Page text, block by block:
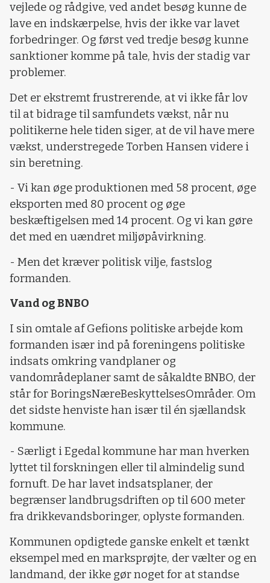
vejlede og rådgive, ved andet besøg kunne de
lave en indskærpelse, hvis der ikke var lavet
forbedringer. Og først ved tredje besøg kunne
sanktioner komme på tale, hvis der stadig var
problemer.
Det er ekstremt frustrerende, at vi ikke får lov
til at bidrage til samfundets vækst, når nu
politikerne hele tiden siger, at de vil have mere
vækst, understregede Torben Hansen videre i
sin beretning.
- Vi kan øge produktionen med 58 procent, øge
eksporten med 80 procent og øge
beskæftigelsen med 14 procent. Og vi kan gøre
det med en uændret miljøpåvirkning.
- Men det kræver politisk vilje, fastslog
formanden.
Vand og BNBO
I sin omtale af Gefions politiske arbejde kom
formanden især ind på foreningens politiske
indsats omkring vandplaner og
vandområdeplaner samt de såkaldte BNBO, der
står for BoringsNæreBeskyttelsesOmråder. Om
det sidste henviste han især til én sjællandsk
kommune.
- Særligt i Egedal kommune har man hverken
lyttet til forskningen eller til almindelig sund
fornuft. De har lavet indsatsplaner, der
begrænser landbrugsdriften op til 600 meter
fra drikkevandsboringer, oplyste formanden.
Kommunen opdigtede ganske enkelt et tænkt
eksempel med en marksprøjte, der vælter og en
landmand, der ikke gør noget for at standse